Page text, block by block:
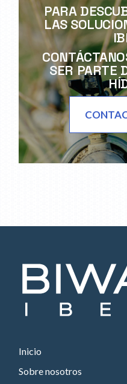
PARA
LAS
SER PARTE
Inicio
Sobre nosotros